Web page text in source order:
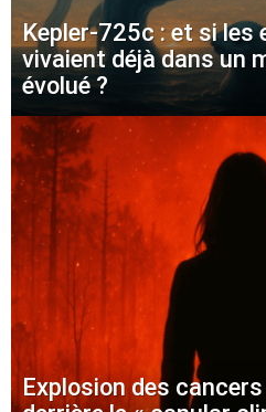
Kepler-725c : et si
vivaient déjà dans un
évolué ?
Explosion des